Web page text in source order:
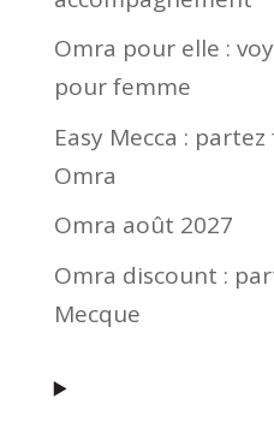
Omra pour elle :
pour femme
Easy Mecca :
Omra
Omra août 2027
Omra discount :
Mecque